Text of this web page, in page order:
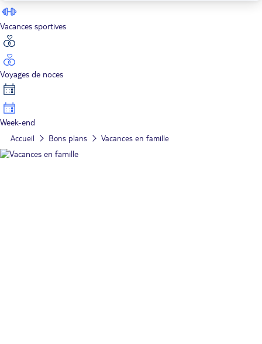
Vacances sportives
Voyages de noces
Week-end
Accueil Bons plans Vacances en famille